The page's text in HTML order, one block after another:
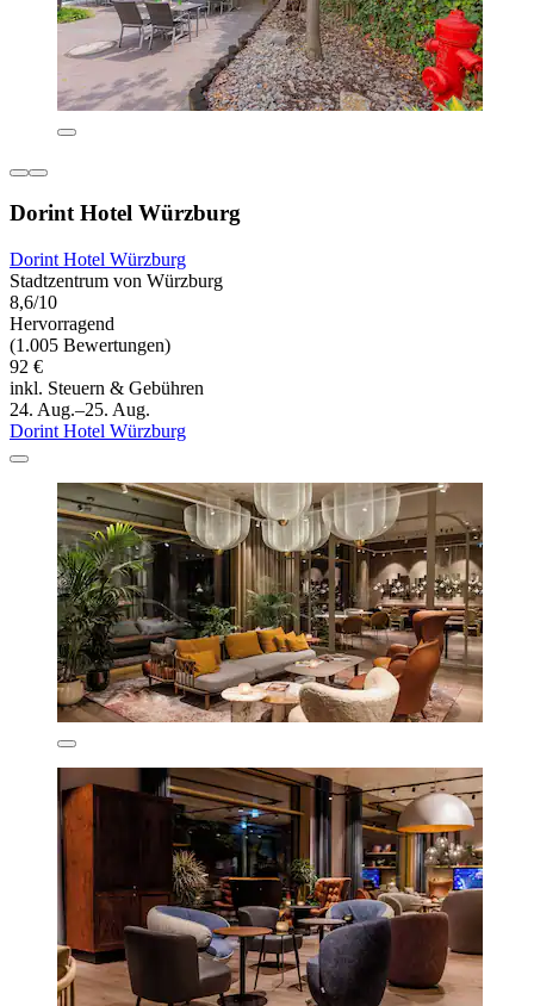
Dorint Hotel Würzburg
Dorint Hotel Würzburg
Stadtzentrum von Würzburg
8,6/10
Hervorragend
(1.005 Bewertungen)
92 €
inkl. Steuern & Gebühren
24. Aug.–25. Aug.
Dorint Hotel Würzburg